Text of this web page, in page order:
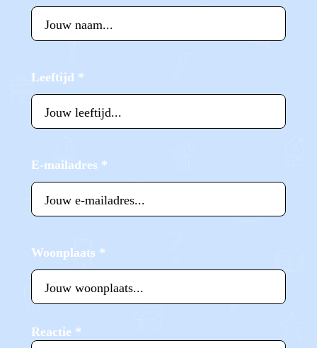
Leeftijd *
E-mailadres *
Woonplaats *
Reactie *